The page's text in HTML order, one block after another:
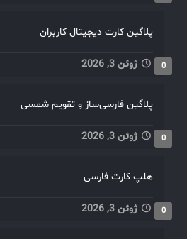
پلاگین کارت دیجیتال کاربران
ژوئن 3, 2026 0
پلاگین فارسی‌ساز و تقویم شمسی
ژوئن 3, 2026 0
هلپ کارت فارسی
ژوئن 3, 2026 0